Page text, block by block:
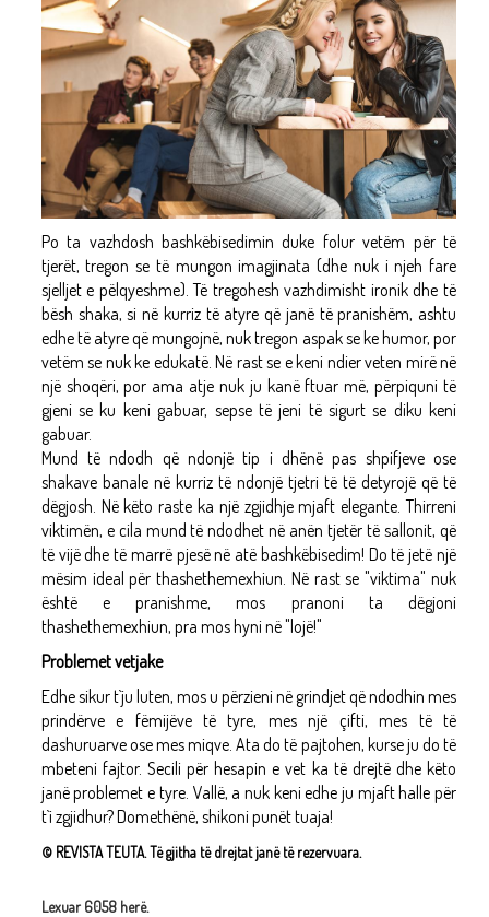
Po ta vazhdosh bashkëbisedimin duke folur vetëm për të
tjerët, tregon se të mungon imagjinata (dhe nuk i njeh fare
sjelljet e pëlqyeshme). Të tregohesh vazhdimisht ironik dhe të
bësh shaka, si në kurriz të atyre që janë të pranishëm, ashtu
edhe të atyre që mungojnë, nuk tregon aspak se ke humor, por
vetëm se nuk ke edukatë. Në rast se e keni ndier veten mirë në
një shoqëri, por ama atje nuk ju kanë ftuar më, përpiquni të
gjeni se ku keni gabuar, sepse të jeni të sigurt se diku keni
gabuar.
Mund të ndodh që ndonjë tip i dhënë pas shpifjeve ose
shakave banale në kurriz të ndonjë tjetri të të detyrojë që të
dëgjosh. Në këto raste ka një zgjidhje mjaft elegante. Thirreni
viktimën, e cila mund të ndodhet në anën tjetër të sallonit, që
të vijë dhe të marrë pjesë në atë bashkëbisedim! Do të jetë një
mësim ideal për thashethemexhiun. Në rast se "viktima" nuk
është e pranishme, mos pranoni ta dëgjoni
thashethemexhiun, pra mos hyni në "lojë!"
Problemet vetjake
Edhe sikur t`ju luten, mos u përzieni në grindjet që ndodhin mes
prindërve e fëmijëve të tyre, mes një çifti, mes të të
dashuruarve ose mes miqve. Ata do të pajtohen, kurse ju do të
mbeteni fajtor. Secili për hesapin e vet ka të drejtë dhe këto
janë problemet e tyre. Vallë, a nuk keni edhe ju mjaft halle për
t`i zgjidhur? Domethënë, shikoni punët tuaja!
© REVISTA TEUTA. Të gjitha të drejtat janë të rezervuara.
Lexuar 6058 herë.